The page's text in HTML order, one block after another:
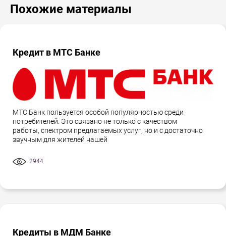
Похожие материалы
Кредит в МТС Банке
МТС Банк пользуется особой популярностью среди
потребителей. Это связано не только с качеством
работы, спектром предлагаемых услуг, но и с достаточно
звучным для жителей нашей
2944
Кредиты в МДМ Банке